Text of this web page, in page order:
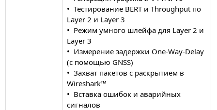
• Тестирование BERT и Throughput по
Layer 2 и Layer 3
• Режим умного шлейфа для Layer 2 и
Layer 3
• Измерение задержки One-Way-Delay
(с помощью GNSS)
• Захват пакетов c раскрытием в
Wireshark™
• Вставка ошибок и аварийных
сигналов